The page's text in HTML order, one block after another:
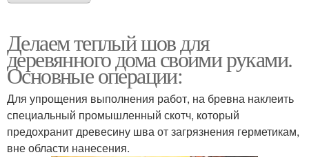
Делаем теплый шов для
деревянного дома своими руками.
Основные операции:
Для упрощения выполнения работ, на бревна наклеить
специальный промышленный скотч, который
предохранит древесину шва от загрязнения герметикам,
вне области нанесения.